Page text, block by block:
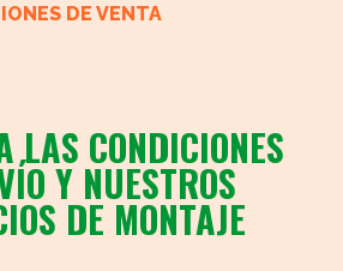
DE VENTA
LAS CONDICIONES
Y NUESTROS
DE MONTAJE